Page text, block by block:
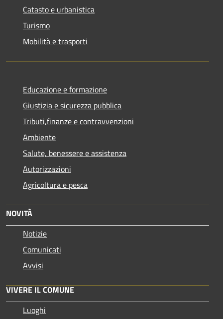
Catasto e urbanistica
Turismo
Mobilità e trasporti
Educazione e formazione
Giustizia e sicurezza pubblica
Tributi,finanze e contravvenzioni
Ambiente
Salute, benessere e assistenza
Autorizzazioni
Agricoltura e pesca
NOVITÀ
Notizie
Comunicati
Avvisi
VIVERE IL COMUNE
Luoghi